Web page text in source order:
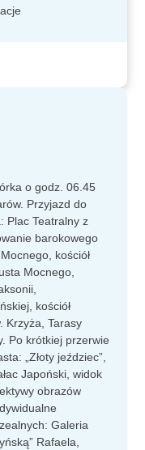
o godz. 06.45
Przyjazd do
Plac Teatralny z
barokowego
kościół
Mocnego,
kościół
Krzyża, Tarasy
Po krótkiej przerwie
„Złoty jeździec”,
Japoński, widok
obrazów
Galeria
Rafaela,